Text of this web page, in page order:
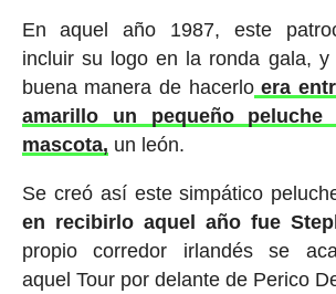
En aquel año 1987, este
incluir su logo en la ronda gala, y
buena manera de hacerloera
amarillo un pequeño
mascota, un león.
Se creó así este simpático
en recibirlo aquel año fue
propio corredor irlandés se
aquel Tour por delante de Perico